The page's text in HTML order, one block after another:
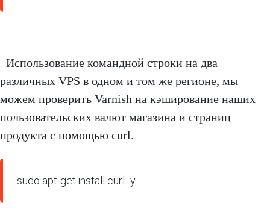
Использование командной строки на два
различных VPS в одном и том же регионе, мы
можем проверить Varnish на кэширование наших
пользовательских валют магазина и страниц
продукта с помощью curl.
sudo apt-get install curl -y